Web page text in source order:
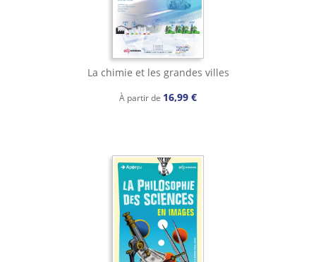
La chimie et les grandes villes
À partir de 16,99 €